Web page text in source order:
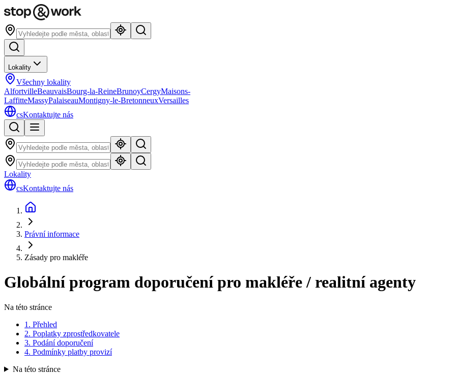
Lokality
Všechny lokality
AlfortvilleBeauvaisBourg-la-ReineBrunoyCergyMaisons-
LaffitteMassyPalaiseauMontigny-le-BretonneuxVersailles
csKontaktujte nás
Lokality
csKontaktujte nás
Právní informace
Zásady pro makléře
Globální program doporučení pro makléře / realitní agenty
Na této stránce
1. Přehled
2. Poplatky zprostředkovatele
3. Podání doporučení
4. Podmínky platby provizí
Na této stránce